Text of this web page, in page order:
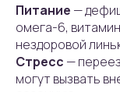
Питание —
омега-6,
нездоровой
Стресс —
могут вызвать